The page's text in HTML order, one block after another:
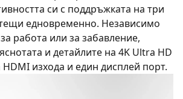
си с поддръжката на три
едновременно. Независимо
работа или за забавление,
и детайлите на 4K Ultra HD
изхода и един дисплей порт.